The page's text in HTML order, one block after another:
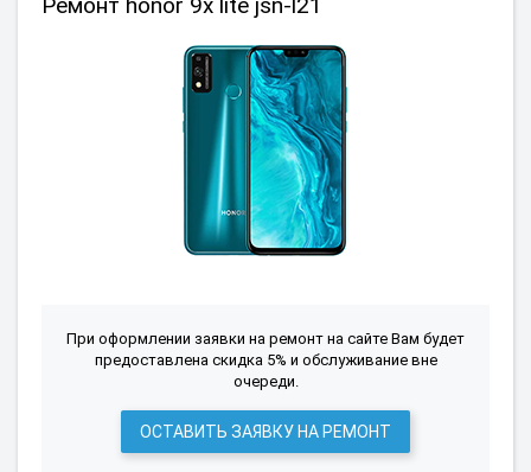
При оформлении заявки на ремонт на сайте Вам будет
предоставлена скидка 5% и обслуживание вне
очереди.
ОСТАВИТЬ ЗАЯВКУ НА РЕМОНТ